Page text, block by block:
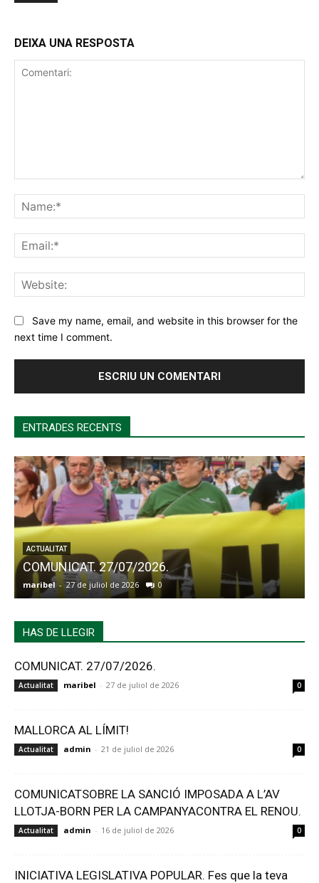
DEIXA UNA RESPOSTA
Save my name, email, and website in this browser for the
next time I comment.
ENTRADES RECENTS
ACTUALITAT
COMUNICAT. 27/07/2026.
maribel - 27 de juliol de 2026 0
HAS DE LLEGIR
COMUNICAT. 27/07/2026.
Actualitat maribel - 27 de juliol de 2026 0
MALLORCA AL LÍMIT!
Actualitat admin - 21 de juliol de 2026 0
COMUNICATSOBRE LA SANCIÓ IMPOSADA A L’AV
LLOTJA-BORN PER LA CAMPANYACONTRA EL RENOU.
Actualitat admin - 16 de juliol de 2026 0
INICIATIVA LEGISLATIVA POPULAR. Fes que la teva